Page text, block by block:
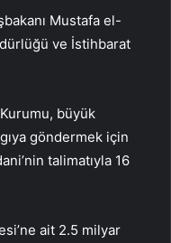
Mustafa el-
ve İstihbarat
büyük
göndermek için
talimatıyla 16
ait 2.5 milyar